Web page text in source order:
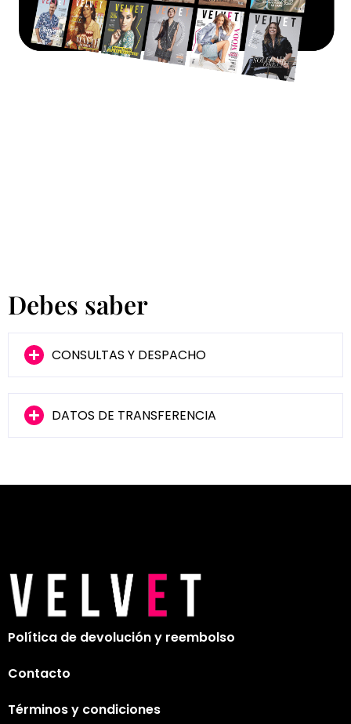
Debes saber
CONSULTAS Y DESPACHO
DATOS DE TRANSFERENCIA
Política de devolución y reembolso
Contacto
Términos y condiciones